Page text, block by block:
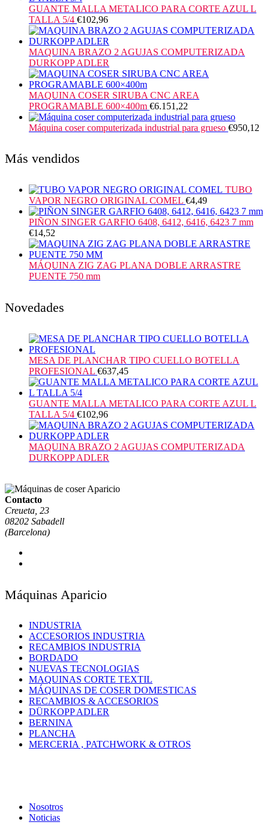
GUANTE MALLA METALICO PARA CORTE AZUL L
TALLA 5/4 €102,96
MAQUINA BRAZO 2 AGUJAS COMPUTERIZADA
DURKOPP ADLER
MAQUINA COSER SIRUBA CNC AREA
PROGRAMABLE 600×400m €6.151,22
Máquina coser computerizada industrial para grueso €950,12
Más vendidos
TUBO
VAPOR NEGRO ORIGINAL COMEL €4,49
PIÑON SINGER GARFIO 6408, 6412, 6416, 6423 7 mm
€14,52
MÁQUINA ZIG ZAG PLANA DOBLE ARRASTRE
PUENTE 750 mm
Novedades
MESA DE PLANCHAR TIPO CUELLO BOTELLA
PROFESIONAL €637,45
GUANTE MALLA METALICO PARA CORTE AZUL L
TALLA 5/4 €102,96
MAQUINA BRAZO 2 AGUJAS COMPUTERIZADA
DURKOPP ADLER
Contacto
Creueta, 23
08202 Sabadell
(Barcelona)
Máquinas Aparicio
INDUSTRIA
ACCESORIOS INDUSTRIA
RECAMBIOS INDUSTRIA
BORDADO
NUEVAS TECNOLOGIAS
MAQUINAS CORTE TEXTIL
MÁQUINAS DE COSER DOMESTICAS
RECAMBIOS & ACCESORIOS
DÜRKOPP ADLER
BERNINA
PLANCHA
MERCERIA , PATCHWORK & OTROS
Nosotros
Noticias